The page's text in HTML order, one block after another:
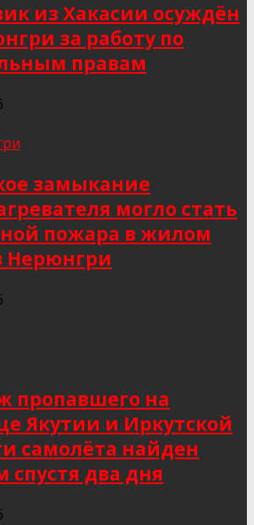
из Хакасии осуждён
за работу по
правам
замыкание
могло стать
пожара в жилом
Нерюнгри
пропавшего на
Якутии и Иркутской
самолёта найден
два дня